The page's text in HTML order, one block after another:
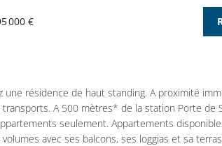
000 €
une résidence de haut standing. A proximité
A 500 mètres* de la station Porte de
seulement. Appartements
avec ses balcons, ses loggias et sa